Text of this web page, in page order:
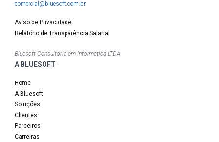
comercial@bluesoft.com.br
Aviso de Privacidade
Relatório de Transparência Salarial
Bluesoft Consultoria em Informatica LTDA
A BLUESOFT
Home
A Bluesoft
Soluções
Clientes
Parceiros
Carreiras